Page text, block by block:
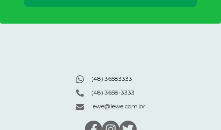
(48) 36583333
(48) 3658-3333
lewe@lewe.com.br